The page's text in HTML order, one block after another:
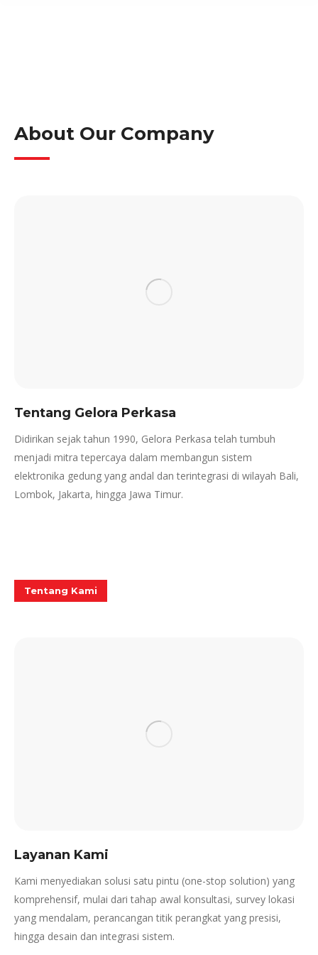
About Our Company
Tentang Gelora Perkasa
Didirikan sejak tahun 1990, Gelora Perkasa telah tumbuh
menjadi mitra tepercaya dalam membangun sistem
elektronika gedung yang andal dan terintegrasi di wilayah Bali,
Lombok, Jakarta, hingga Jawa Timur.
Tentang Kami
Layanan Kami
Kami menyediakan solusi satu pintu (one-stop solution) yang
komprehensif, mulai dari tahap awal konsultasi, survey lokasi
yang mendalam, perancangan titik perangkat yang presisi,
hingga desain dan integrasi sistem.